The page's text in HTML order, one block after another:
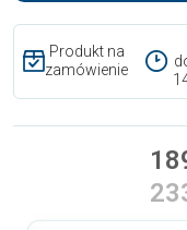
Produkt na
zamówienie